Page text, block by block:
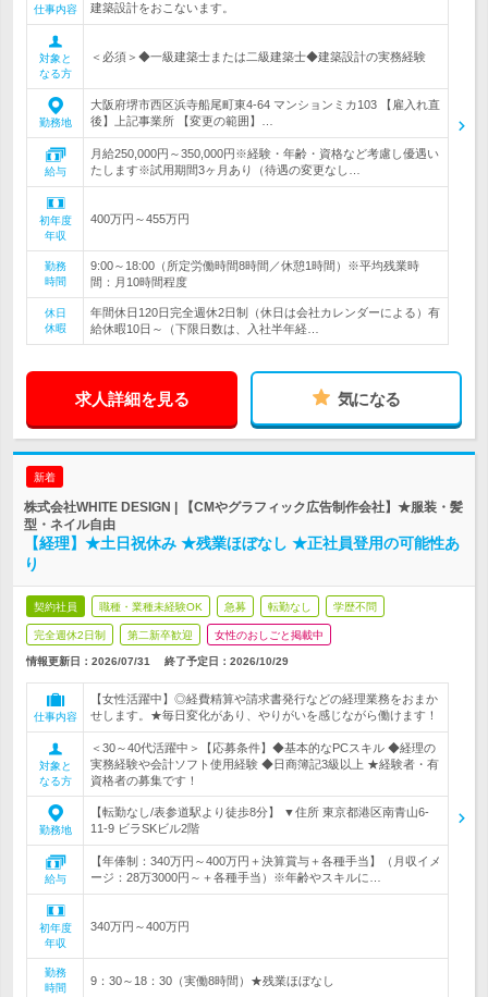
仕事内容
建築設計をおこないます。
対象と
なる方
＜必須＞◆一級建築士または二級建築士◆建築設計の実務経験
勤務地
大阪府堺市西区浜寺船尾町東4-64 マンションミカ103 【雇入れ直
後】上記事業所 【変更の範囲】…
給与
月給250,000円～350,000円※経験・年齢・資格など考慮し優遇い
たします※試用期間3ヶ月あり（待遇の変更なし…
初年度
年収
400万円～455万円
勤務
時間
9:00～18:00（所定労働時間8時間／休憩1時間）※平均残業時
間：月10時間程度
休日
休暇
年間休日120日完全週休2日制（休日は会社カレンダーによる）有
給休暇10日～（下限日数は、入社半年経…
求人詳細を見る 気になる
新着
株式会社WHITE DESIGN | 【CMやグラフィック広告制作会社】★服装・髪
型・ネイル自由
【経理】★土日祝休み ★残業ほぼなし ★正社員登用の可能性あ
り
契約社員 職種・業種未経験OK 急募 転勤なし 学歴不問
完全週休2日制 第二新卒歓迎 女性のおしごと掲載中
情報更新日：2026/07/31 終了予定日： 2026/10/29
仕事内容
【女性活躍中】◎経費精算や請求書発行などの経理業務をおまか
せします。★毎日変化があり、やりがいを感じながら働けます！
対象と
なる方
＜30～40代活躍中＞【応募条件】◆基本的なPCスキル ◆経理の
実務経験や会計ソフト使用経験 ◆日商簿記3級以上 ★経験者・有
資格者の募集です！
勤務地
【転勤なし/表参道駅より徒歩8分】 ▼住所 東京都港区南青山6-
11-9 ビラSKビル2階
給与
【年俸制：340万円～400万円＋決算賞与＋各種手当】（月収イメ
ージ：28万3000円～＋各種手当）※年齢やスキルに…
初年度
年収
340万円～400万円
勤務
時間
9：30～18：30（実働8時間）★残業ほぼなし